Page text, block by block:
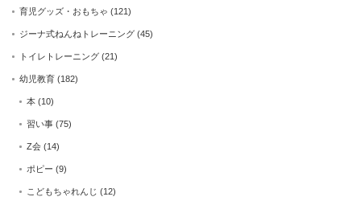
育児グッズ・おもちゃ (121)
ジーナ式ねんねトレーニング (45)
トイレトレーニング (21)
幼児教育 (182)
本 (10)
習い事 (75)
Z会 (14)
ポピー (9)
こどもちゃれんじ (12)